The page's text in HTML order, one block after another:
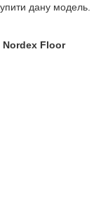
дану модель.
Nordex Floor